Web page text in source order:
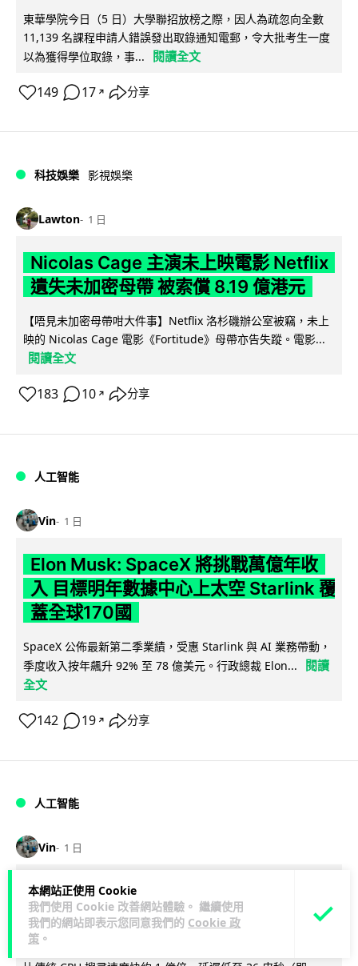
本網站正使用 Cookie
我們使用 Cookie 改善網站體驗。 繼續使用
我們的網站即表示您同意我們的 Cookie 政
策 。
東華學院今日（5 日）大學聯招放榜之際，因人為疏忽向全數
11,139 名課程申請人錯誤發出取錄通知電郵，令大批考生一度
以為獲得學位取錄，事...
閱讀全文
149 17 ↗ 分享
科技娛樂 影視娛樂
Lawton 1 日
Nicolas Cage 主演未上映電影 Netflix
遺失未加密母帶 被索償 8.19 億港元
【唔見未加密母帶咁大件事】Netflix 洛杉磯辦公室被竊，未上
映的 Nicolas Cage 電影《Fortitude》母帶亦告失蹤。電影...
閱讀全文
183 10 ↗ 分享
人工智能
Vin 1 日
Elon Musk: SpaceX 將挑戰萬億年收
入 目標明年數據中心上太空 Starlink 覆
蓋全球170國
SpaceX 公佈最新第二季業績，受惠 Starlink 與 AI 業務帶動，
季度收入按年飆升 92% 至 78 億美元。行政總裁 Elon...
閱讀
全文
142 19 ↗ 分享
人工智能
Vin 1 日
港大研原子級新晶片 AI 搜尋速度提升
一億倍 手機人臉識別免上雲端
香港大學團隊成功研發原子級厚度的「模擬存內搜尋」晶片，